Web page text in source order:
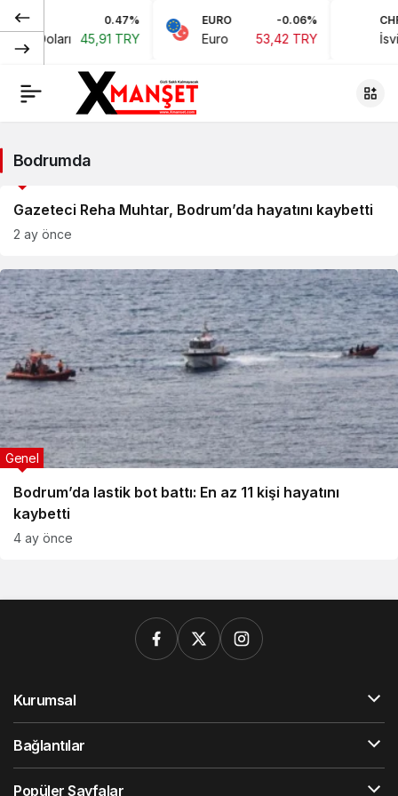
0.47%
Doları 45,91 TRY
EURO -0.06%
Euro 53,42 TRY
CHF
Bodrumda
Gazeteci Reha Muhtar, Bodrum’da hayatını kaybetti
2 ay önce
Bodrum’da lastik bot battı: En az 11 kişi hayatını
kaybetti
Genel
4 ay önce
Kurumsal
Bağlantılar
Popüler Sayfalar